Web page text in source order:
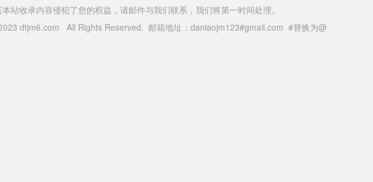
本站收录内容侵犯了您的权益，请邮件与我们联系，我们将第一时间处理。
dtjm6.com All Rights Reserved. 邮箱地址：daniaojm123#gmail.com #替换为@